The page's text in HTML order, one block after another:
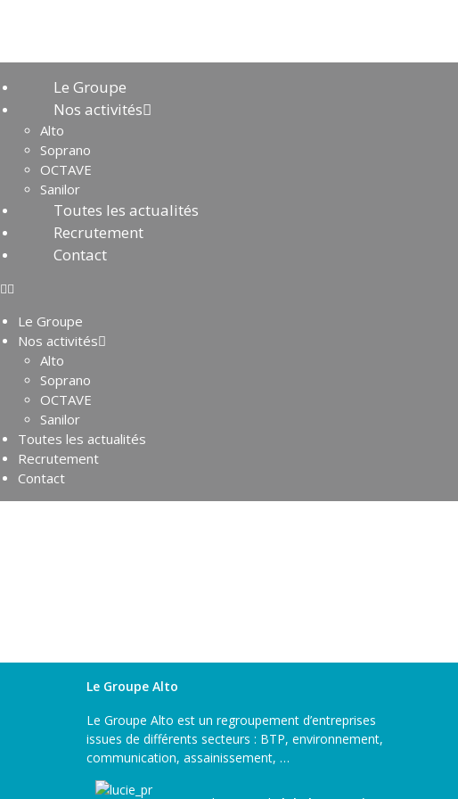
Le Groupe
Nos activités
Alto
Soprano
OCTAVE
Sanilor
Toutes les actualités
Recrutement
Contact
Le Groupe
Nos activités
Alto
Soprano
OCTAVE
Sanilor
Toutes les actualités
Recrutement
Contact
Le Groupe Alto
Le Groupe Alto est un regroupement d’entreprises
issues de différents secteurs : BTP, environnement,
communication, assainissement, …